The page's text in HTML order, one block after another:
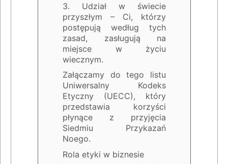
3. Udział w świecie
przyszłym – Ci, którzy
postępują według tych
zasad, zasługują na
miejsce w życiu
wiecznym.
Załączamy do tego listu
Uniwersalny Kodeks
Etyczny (UECC), który
przedstawia korzyści
płynące z przyjęcia
Siedmiu Przykazań
Noego.
Rola etyki w biznesie